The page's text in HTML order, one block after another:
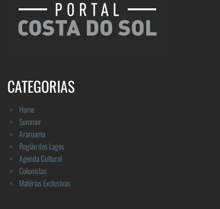
CATEGORIAS
Home
Summer
Araruama
Região dos Lagos
Agenda Cultural
Colunistas
Matérias Exclusivas